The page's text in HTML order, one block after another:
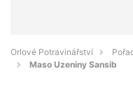
Orlové Potravinářství
Maso Uzeniny Sansib